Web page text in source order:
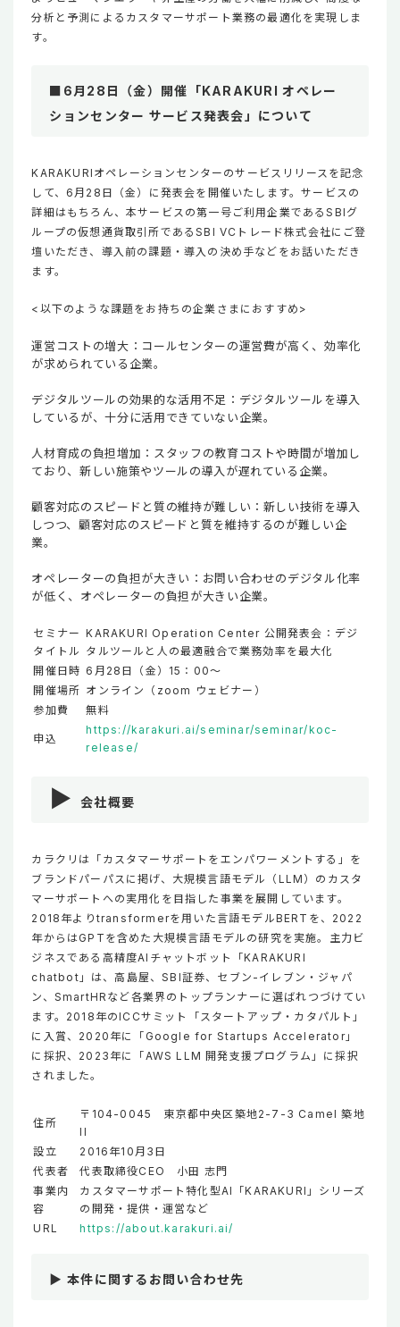
分析と予測によるカスタマーサポート業務の最適化を実現しま
す。
■6月28日（金）開催「KARAKURI オペレー
ションセンター サービス発表会」について
KARAKURIオペレーションセンターのサービスリリースを記念
して、6月28日（金）に発表会を開催いたします。サービスの
詳細はもちろん、本サービスの第一号ご利用企業であるSBIグ
ループの仮想通貨取引所であるSBI VCトレード株式会社にご登
壇いただき、導入前の課題・導入の決め手などをお話いただき
ます。
<以下のような課題をお持ちの企業さまにおすすめ>
運営コストの増大：コールセンターの運営費が高く、効率化
が求められている企業。
デジタルツールの効果的な活用不足：デジタルツールを導入
しているが、十分に活用できていない企業。
人材育成の負担増加：スタッフの教育コストや時間が増加し
ており、新しい施策やツールの導入が遅れている企業。
顧客対応のスピードと質の維持が難しい：新しい技術を導入
しつつ、顧客対応のスピードと質を維持するのが難しい企
業。
オペレーターの負担が大きい：お問い合わせのデジタル化率
が低く、オペレーターの負担が大きい企業。
セミナー
タイトル
KARAKURI Operation Center 公開発表会：デジ
タルツールと人の最適融合で業務効率を最大化
開催日時 6月28日（金）15：00〜
開催場所 オンライン（zoom ウェビナー）
参加費
無料
申込
https://karakuri.ai/seminar/seminar/koc-
release/
▶会社概要
カラクリは「カスタマーサポートをエンパワーメントする」を
ブランドパーパスに掲げ、大規模言語モデル（LLM）のカスタ
マーサポートへの実用化を目指した事業を展開しています。
2018年よりtransformerを用いた言語モデルBERTを、2022
年からはGPTを含めた大規模言語モデルの研究を実施。主力ビ
ジネスである高精度AIチャットボット「KARAKURI
chatbot」は、高島屋、SBI証券、セブン-イレブン・ジャパ
ン、SmartHRなど各業界のトップランナーに選ばれつづけてい
ます。2018年のICCサミット「スタートアップ・カタパルト」
に入賞、2020年に「Google for Startups Accelerator」
に採択、2023年に「AWS LLM 開発支援プログラム」に採択
されました。
住所
〒104-0045 東京都中央区築地2-7-3 Camel 築地
II
設立
2016年10月3日
代表者
代表取締役CEO 小田 志門
事業内
容
カスタマーサポート特化型AI「KARAKURI」シリーズ
の開発・提供・運営など
URL
https://about.karakuri.ai/
▶ 本件に関するお問い合わせ先